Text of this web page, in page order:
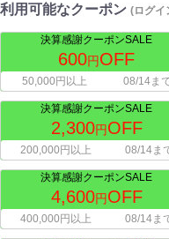
利用可能なクーポン (ログイ
決算感謝クーポンSALE
600円OFF
50,000円以上 08/14ま
決算感謝クーポンSALE
2,300円OFF
200,000円以上 08/14ま
決算感謝クーポンSALE
4,600円OFF
400,000円以上 08/14ま